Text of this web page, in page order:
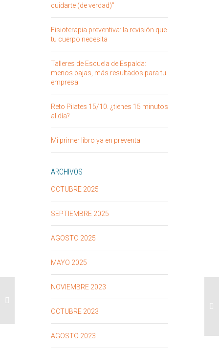
cuidarte (de verdad)”
Fisioterapia preventiva: la revisión que
tu cuerpo necesita
Talleres de Escuela de Espalda:
menos bajas, más resultados para tu
empresa
Reto Pilates 15/10. ¿tienes 15 minutos
al día?
Mi primer libro ya en preventa
ARCHIVOS
OCTUBRE 2025
SEPTIEMBRE 2025
AGOSTO 2025
MAYO 2025
NOVIEMBRE 2023
OCTUBRE 2023
AGOSTO 2023